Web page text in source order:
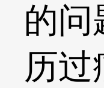
的问
历过